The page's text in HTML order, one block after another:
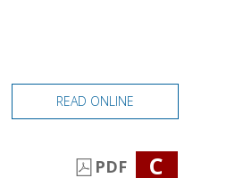
READ ONLINE
PDF C